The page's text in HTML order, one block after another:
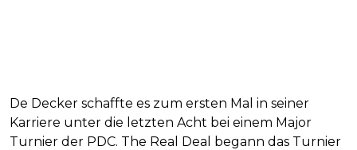
De Decker schaffte es zum ersten Mal in seiner
Karriere unter die letzten Acht bei einem Major
Turnier der PDC. The Real Deal begann das Turnier